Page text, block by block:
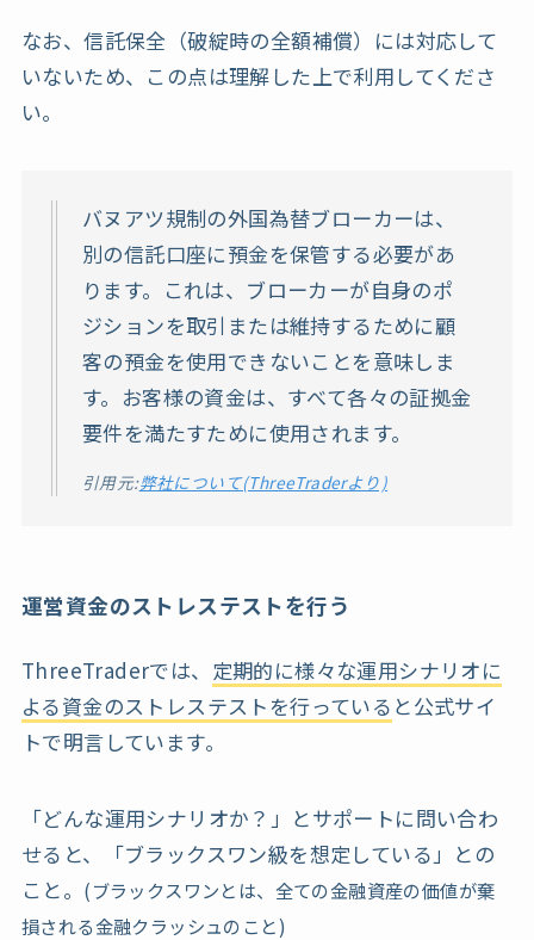
なお、信託保全（破綻時の全額補償）には対応して
いないため、この点は理解した上で利用してくださ
い。
バヌアツ規制の外国為替ブローカーは、
別の信託口座に預金を保管する必要があ
ります。これは、ブローカーが自身のポ
ジションを取引または維持するために顧
客の預金を使用できないことを意味しま
す。お客様の資金は、すべて各々の証拠金
要件を満たすために使用されます。
引用元:弊社について(ThreeTraderより)
運営資金のストレステストを行う
ThreeTraderでは、 定期的に様々な運用シナリオに
よる資金のストレステストを行っている と公式サイ
トで明言しています。
「どんな運用シナリオか？」とサポートに問い合わ
せると、「ブラックスワン級を想定している」との
こと。 (ブラックスワンとは、全ての金融資産の価値が棄
損される金融クラッシュのこと)